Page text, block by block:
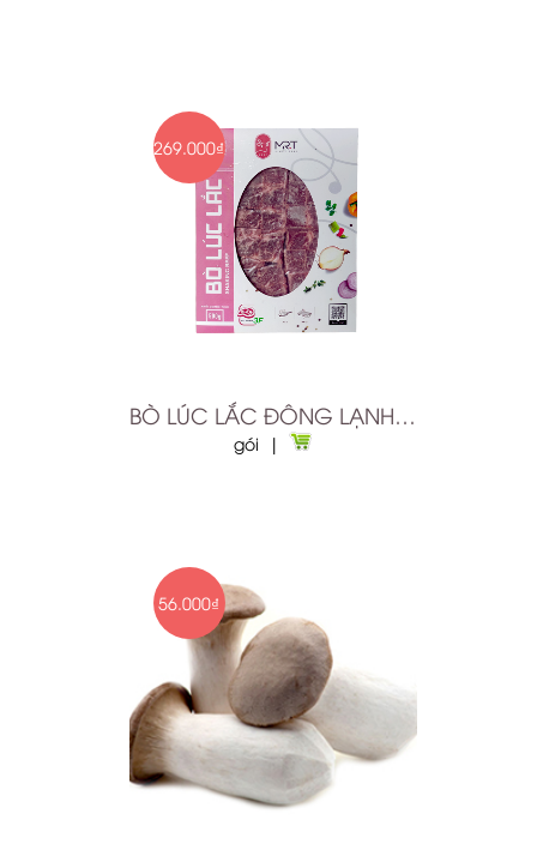
269.000₫
BÒ LÚC LẮC ĐÔNG LẠNH MRT 500G
gói |
56.000₫